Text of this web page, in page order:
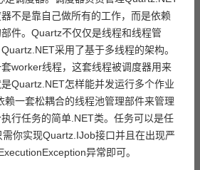
不是靠自己做所有的工作，而是依赖
件。Quartz不仅仅是线程和线程管
采用了基于多线程的架构。
worker线程，这套线程被调度器用来
Quartz.NET怎样能并发运行多个作业
赖一套松耦合的线程池管理部件来管理
行任务的简单.NET类。任务可以是任
你实现Quartz.IJob接口并且在出现严
异常即可。